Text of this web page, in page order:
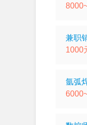
兼职
1000
氩弧